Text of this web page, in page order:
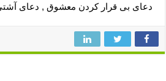
دعای بی قرار کردن معشوق , دعای